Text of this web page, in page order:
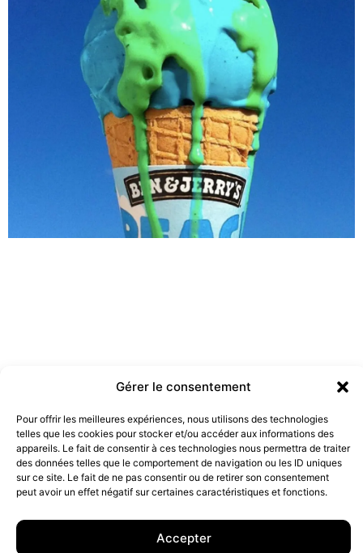
Gérer le consentement
Pour offrir les meilleures expériences, nous utilisons des technologies
telles que les cookies pour stocker et/ou accéder aux informations des
appareils. Le fait de consentir à ces technologies nous permettra de traiter
des données telles que le comportement de navigation ou les ID uniques
sur ce site. Le fait de ne pas consentir ou de retirer son consentement
peut avoir un effet négatif sur certaines caractéristiques et fonctions.
Accepter
Les marques doivent-elles être engagées ?
19 juillet 2022
Données Personnelles